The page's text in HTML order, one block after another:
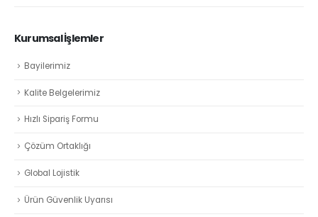
Kurumsal İşlemler
Bayilerimiz
Kalite Belgelerimiz
Hızlı Sipariş Formu
Çözüm Ortaklığı
Global Lojistik
Ürün Güvenlik Uyarısı